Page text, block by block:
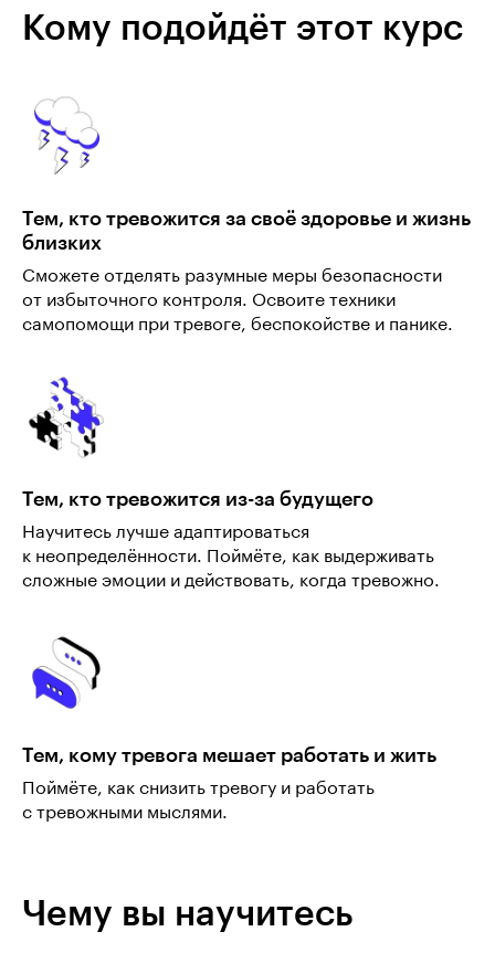
Кому подойдёт этот курс
Тем, кто тревожится за своё здоровье и жизнь
близких
Сможете отделять разумные меры безопасности
от избыточного контроля. Освоите техники
самопомощи при тревоге, беспокойстве и панике.
Тем, кто тревожится из-за будущего
Научитесь лучше адаптироваться
к неопределённости. Поймёте, как выдерживать
сложные эмоции и действовать, когда тревожно.
Тем, кому тревога мешает работать и жить
Поймёте, как снизить тревогу и работать
с тревожными мыслями.
Чему вы научитесь